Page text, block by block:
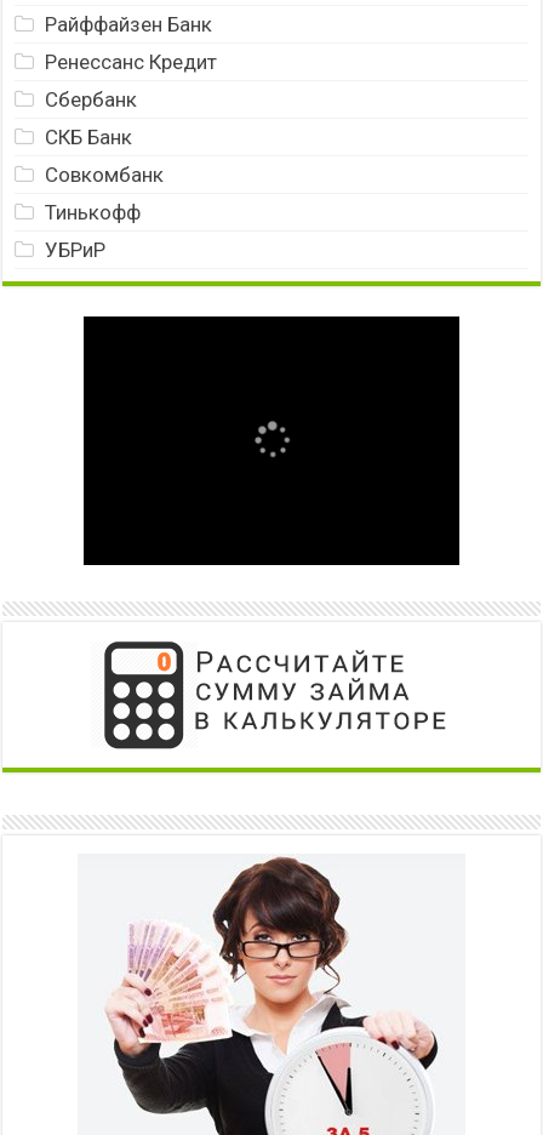
Райффайзен Банк
Ренессанс Кредит
Сбербанк
СКБ Банк
Совкомбанк
Тинькофф
УБРиР